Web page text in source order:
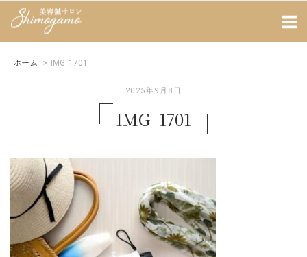
content
Home
ホーム > IMG_1701
2025年9月8日
IMG_1701